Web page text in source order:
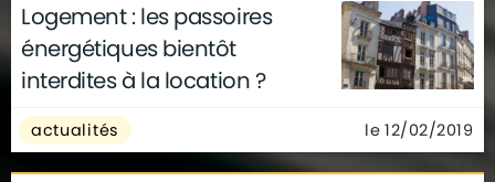
Logement : les passoires
énergétiques bientôt
interdites à la location ?
actualités le 12/02/2019